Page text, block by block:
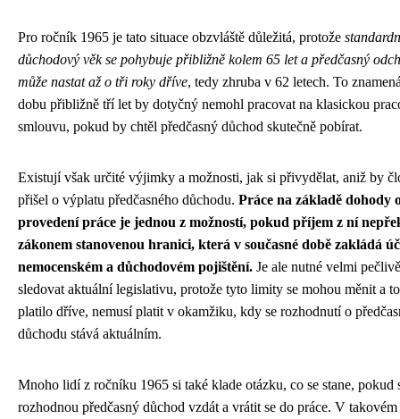
Pro ročník 1965 je tato situace obzvláště důležitá, protože
důchodový věk se pohybuje přibližně kolem 65 let a předčasný
může nastat až o tři roky dříve, tedy zhruba v 62 letech. To
dobu přibližně tří let by dotyčný nemohl pracovat na klasickou
smlouvu, pokud by chtěl předčasný důchod skutečně pobírat.
Existují však určité výjimky a možnosti, jak si přivydělat, aniž by
přišel o výplatu předčasného důchodu. Práce na základě dohody
provedení práce je jednou z možností, pokud příjem z ní
zákonem stanovenou hranici, která v současné době zakládá
nemocenském a důchodovém pojištění. Je ale nutné velmi pečlivě
sledovat aktuální legislativu, protože tyto limity se mohou měnit a
platilo dříve, nemusí platit v okamžiku, kdy se rozhodnutí o
důchodu stává aktuálním.
Mnoho lidí z ročníku 1965 si také klade otázku, co se stane, pokud
rozhodnou předčasný důchod vzdát a vrátit se do práce. V